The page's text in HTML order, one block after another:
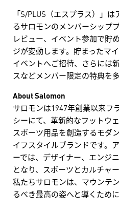
「S/PLUS（エスプラス）」
るサロモンのメンバーシップ
レビュー、イベント参加で貯
ジが変動します。貯まったマ
イベントへご招待、さらには
スなどメンバー限定の特典を
About Salomon
サロモンは1947年創業以来フ
シーにて、革新的なフットウ
スポーツ用品を創造するモダ
イフスタイルブランドです。
ーでは、デザイナー、エンジ
となり、スポーツとカルチャ
私たちサロモンは、マウンテ
るべき最高の姿へと導くため